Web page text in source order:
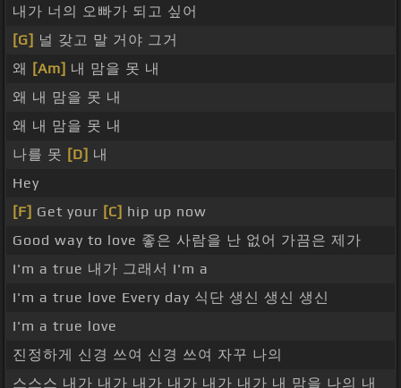
내가 너의 오빠가 되고 싶어
[G] 널 갖고 말 거야 그거
왜
[Am] 내 맘을 못 내
왜 내 맘을 못 내
왜 내 맘을 못 내
나를 못 [D] 내
Hey
[F] Get your [C] hip up now
Good way to love 좋은 사람을 난 없어 가끔은 제가
I'm a true 내가 그래서 I'm a
I'm a true love Every day 식단 생신 생신 생신
I'm a true love
진정하게 신경 쓰여 신경 쓰여 자꾸 나의
스스스 내가 내가 내가 내가 내가 내가 내 맘을 나의 내